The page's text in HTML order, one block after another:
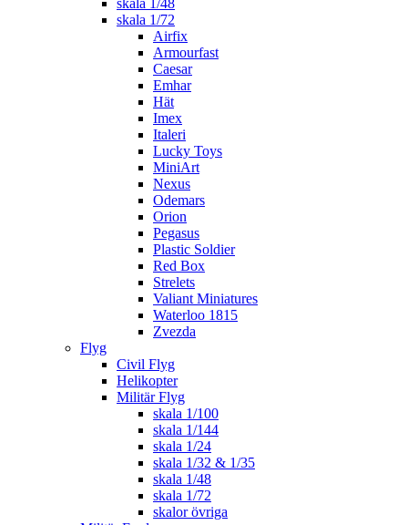
skala 1/72
Airfix
Armourfast
Caesar
Emhar
Hät
Imex
Italeri
Lucky Toys
MiniArt
Nexus
Odemars
Orion
Pegasus
Plastic Soldier
Red Box
Strelets
Valiant Miniatures
Waterloo 1815
Zvezda
Flyg
Civil Flyg
Helikopter
Militär Flyg
skala 1/100
skala 1/144
skala 1/24
skala 1/32 & 1/35
skala 1/48
skala 1/72
skalor övriga